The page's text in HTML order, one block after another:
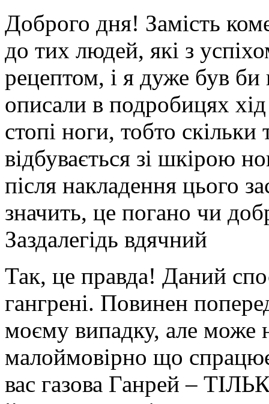
Доброго дня! Замість
до тих людей, які з
рецептом, і я дуже був
описали в подробицях
стопі ноги, тобто
відбувається зі шкірою
після накладення цього
значить, це погано чи
Заздалегідь вдячний
Так, це правда! Даний
гангрені. Повинен
моєму випадку, але може
малоймовірно що
вас газова Ганрей –